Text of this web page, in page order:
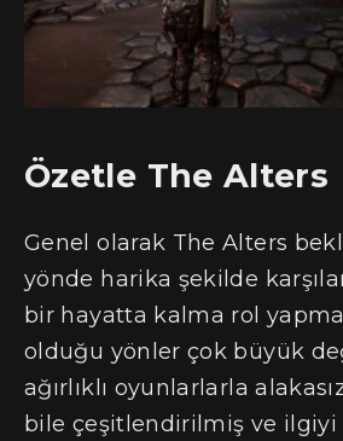
Özetle The Alters
Genel olarak The Alters
yönde harika şekilde
bir hayatta kalma rol
olduğu yönler çok büyük
ağırlıklı oyunlarlarla
bile çeşitlendirilmiş ve ilgiyi